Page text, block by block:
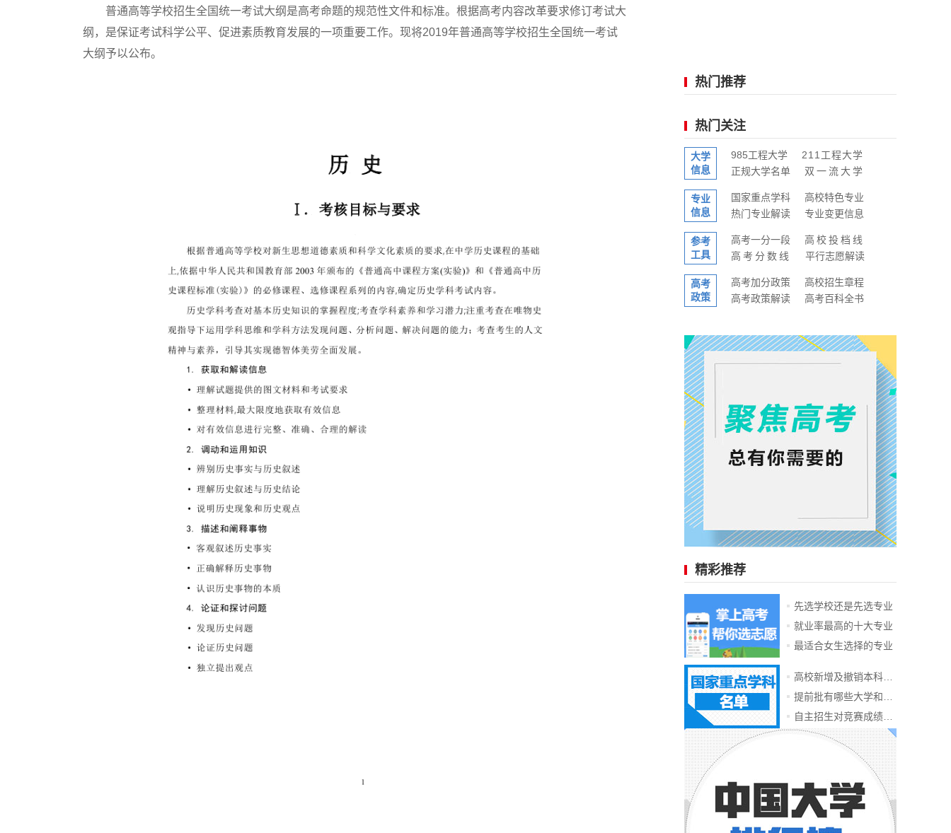
普通高等学校招生全国统一考试大纲是高考命题的规范性文件和标准。根据高考内容改革要求修订考试大
纲，是保证考试科学公平、促进素质教育发展的一项重要工作。现将2019年普通高等学校招生全国统一考试
大纲予以公布。
热门推荐
热门关注
大学
信息
985工程大学
211工程大学
正规大学名单
双一流大学
专业
信息
国家重点学科
高校特色专业
热门专业解读
专业变更信息
参考
工具
高考一分一段
高校投档线
高考分数线
平行志愿解读
高考
政策
高考加分政策
高校招生章程
高考政策解读
高考百科全书
精彩推荐
先选学校还是先选专业
就业率最高的十大专业
最适合女生选择的专业